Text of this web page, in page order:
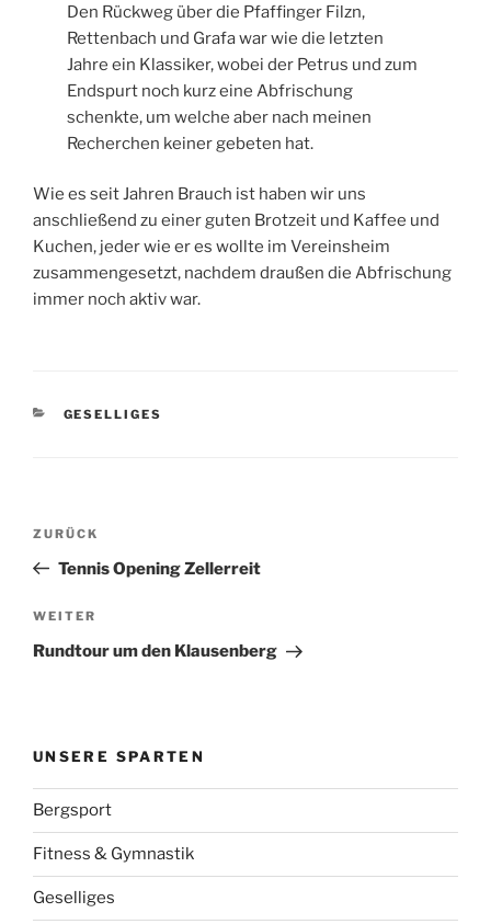
Den Rückweg über die Pfaffinger Filzn,
Rettenbach und Grafa war wie die letzten
Jahre ein Klassiker, wobei der Petrus und zum
Endspurt noch kurz eine Abfrischung
schenkte, um welche aber nach meinen
Recherchen keiner gebeten hat.
Wie es seit Jahren Brauch ist haben wir uns
anschließend zu einer guten Brotzeit und Kaffee und
Kuchen, jeder wie er es wollte im Vereinsheim
zusammengesetzt, nachdem draußen die Abfrischung
immer noch aktiv war.
KATEGORIEN
GESELLIGES
Beitragsnavigation
Vorheriger
Beitrag
ZURÜCK
Tennis Opening Zellerreit
Nächster
Beitrag
WEITER
Rundtour um den Klausenberg
UNSERE SPARTEN
Bergsport
Fitness & Gymnastik
Geselliges